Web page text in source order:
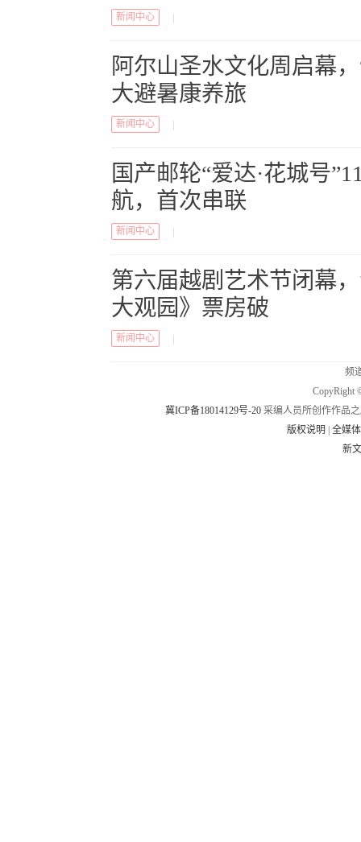
新闻中心
阿尔山圣水文化周启幕
大避暑康养旅
新闻中心
国产邮轮“爱达·花城号
航，首次串联
新闻中心
第六届越剧艺术节闭幕
大观园》票房破
新闻中心
频
CopyRight
冀ICP备18014129号-20 采编人员所创作作品
版权说明
|全媒
新